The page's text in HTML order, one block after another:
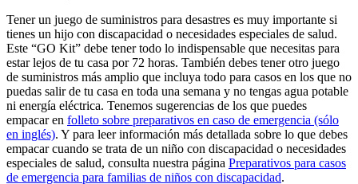
Tener un juego de suministros para desastres es muy importante si
tienes un hijo con discapacidad o necesidades especiales de salud.
Este “GO Kit” debe tener todo lo indispensable que necesitas para
estar lejos de tu casa por 72 horas. También debes tener otro juego
de suministros más amplio que incluya todo para casos en los que no
puedas salir de tu casa en toda una semana y no tengas agua potable
ni energía eléctrica. Tenemos sugerencias de los que puedes
empacar en folleto sobre preparativos en caso de emergencia (sólo
en inglés). Y para leer información más detallada sobre lo que debes
empacar cuando se trata de un niño con discapacidad o necesidades
especiales de salud, consulta nuestra página Preparativos para casos
de emergencia para familias de niños con discapacidad.